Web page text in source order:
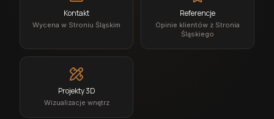
Kontakt
Wycena w Stroniu Śląskim
Referencje
Opinie klientów z Stronia
Śląskiego
Projekty 3D
Wizualizacje wnętrz